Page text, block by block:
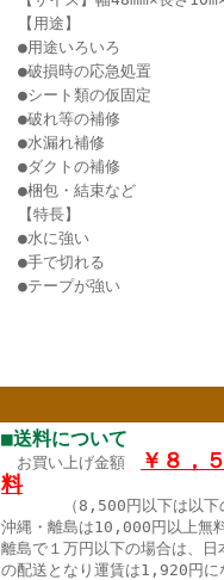
【用途】
●用途いろいろ
●破損時の応急処置
●シート類の仮固定
●破れ等の補修
●水漏れ補修
●ダクトの補修
●梱包・結束など
【特長】
●水に強い
●手で切れる
●テープが強い
■送料について
お買い上げ金額
￥８，
料
（8,500円以下は以下
沖縄・離島は10,000円以上無
離島で１万円以下の場合は、
の配送となり運賃は1,920円に